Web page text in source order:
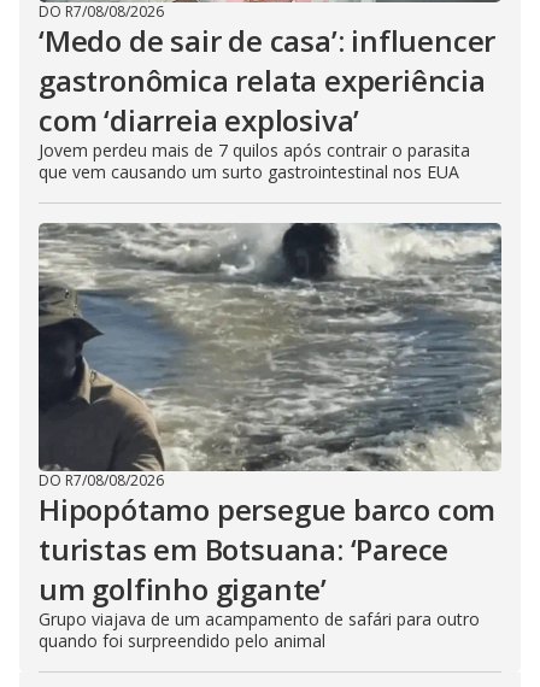
DO R7/08/08/2026
‘Medo de sair de casa’: influencer
gastronômica relata experiência
com ‘diarreia explosiva’
Jovem perdeu mais de 7 quilos após contrair o parasita
que vem causando um surto gastrointestinal nos EUA
DO R7/08/08/2026
Hipopótamo persegue barco com
turistas em Botsuana: ‘Parece
um golfinho gigante’
Grupo viajava de um acampamento de safári para outro
quando foi surpreendido pelo animal